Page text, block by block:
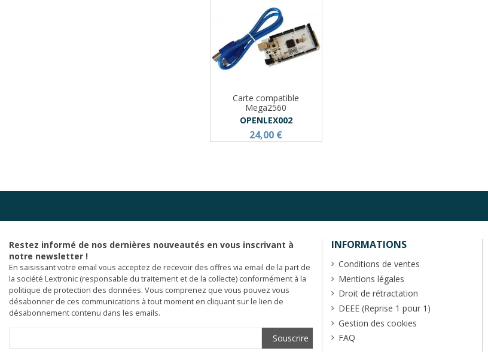
Carte compatible
Mega2560
OPENLEX002
24,00 €
Restez informé de nos dernières nouveautés en vous inscrivant à
notre newsletter !
En saisissant votre email vous acceptez de recevoir des offres via email de la part de
la société Lextronic (responsable du traitement et de la collecte) conformément à la
politique de protection des données. Vous comprenez que vous pouvez vous
désabonner de ces communications à tout moment en cliquant sur le lien de
désabonnement contenu dans les emails.
INFORMATIONS
Conditions de ventes
Mentions légales
Droit de rétractation
DEEE (Reprise 1 pour 1)
Gestion des cookies
FAQ